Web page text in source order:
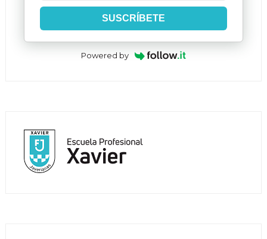
SUSCRÍBETE
Powered by